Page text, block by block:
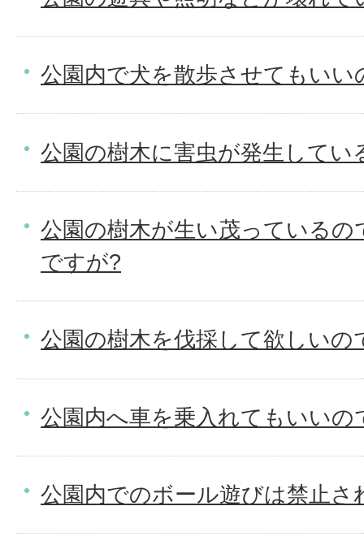
公園内で犬を散歩させてもいい
公園の樹木に害虫が発生してい
公園の樹木が生い茂っている
ですが?
公園の樹木を伐採して欲しいの
公園内へ車を乗入れてもいいの
公園内でのボール遊びは禁止